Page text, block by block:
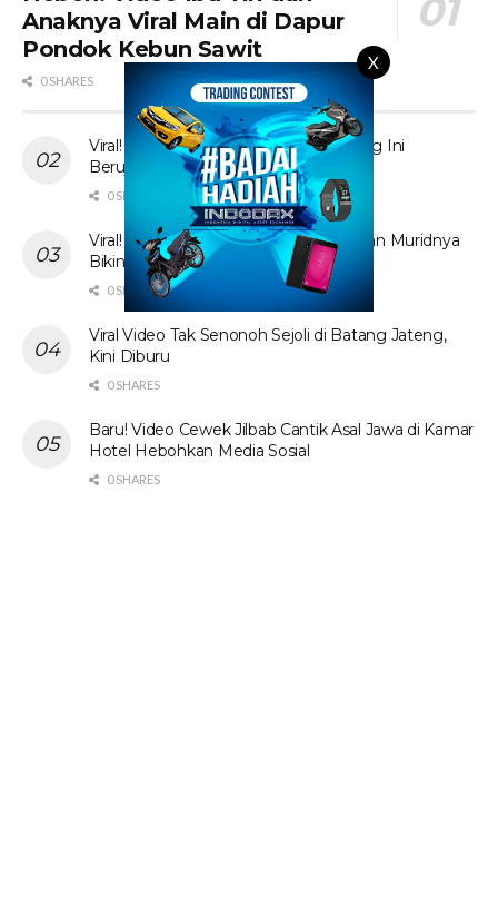
X
Anaknya Viral Main di Dapur
Pondok Kebun Sawit
0 SHARES
Viral! Tante Prank Ojol di Kolam Renang Ini
Berujung Tak Terduga
0 SHARES
Viral! Video Ibu Guru Bahasa Inggris dan Muridnya
Bikin Heboh Jagat Maya
0 SHARES
Viral Video Tak Senonoh Sejoli di Batang Jateng,
Kini Diburu
0 SHARES
Baru! Video Cewek Jilbab Cantik Asal Jawa di Kamar
Hotel Hebohkan Media Sosial
0 SHARES